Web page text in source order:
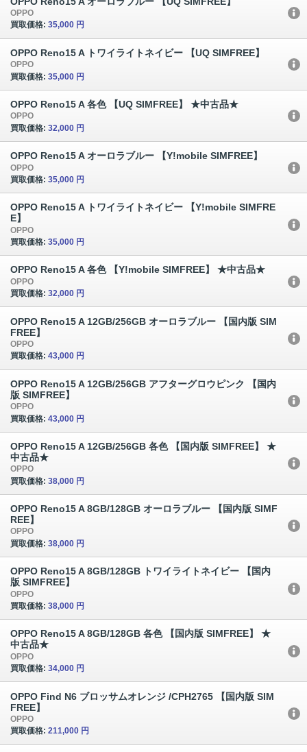
OPPO
買取価格: 35,000 円
OPPO Reno15 A トワイライトネイビー 【UQ SIMFREE】
OPPO
買取価格: 35,000 円
OPPO Reno15 A 各色 【UQ SIMFREE】 ★中古品★
OPPO
買取価格: 32,000 円
OPPO Reno15 A オーロラブルー 【Y!mobile SIMFREE】
OPPO
買取価格: 35,000 円
OPPO Reno15 A トワイライトネイビー 【Y!mobile SIMFRE
E】
OPPO
買取価格: 35,000 円
OPPO Reno15 A 各色 【Y!mobile SIMFREE】 ★中古品★
OPPO
買取価格: 32,000 円
OPPO Reno15 A 12GB/256GB オーロラブルー 【国内版 SIM
FREE】
OPPO
買取価格: 43,000 円
OPPO Reno15 A 12GB/256GB アフターグロウピンク 【国内
版 SIMFREE】
OPPO
買取価格: 43,000 円
OPPO Reno15 A 12GB/256GB 各色 【国内版 SIMFREE】 ★
中古品★
OPPO
買取価格: 38,000 円
OPPO Reno15 A 8GB/128GB オーロラブルー 【国内版 SIMF
REE】
OPPO
買取価格: 38,000 円
OPPO Reno15 A 8GB/128GB トワイライトネイビー 【国内
版 SIMFREE】
OPPO
買取価格: 38,000 円
OPPO Reno15 A 8GB/128GB 各色 【国内版 SIMFREE】 ★
中古品★
OPPO
買取価格: 34,000 円
OPPO Find N6 ブロッサムオレンジ /CPH2765 【国内版 SIM
FREE】
OPPO
買取価格: 211,000 円